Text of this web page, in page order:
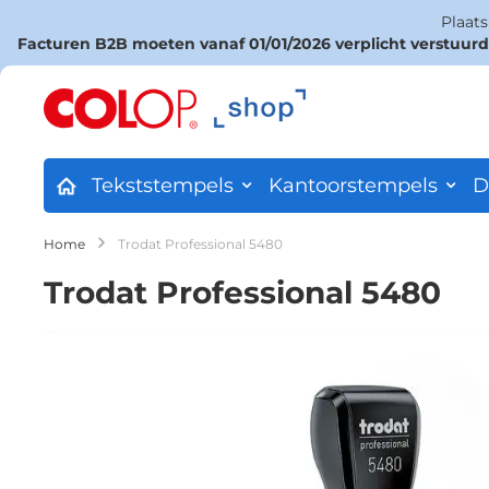
Facturen B2B moeten vanaf 01/01/2026 verplicht
Ga
Tekststempels Kantoorstempels
Home Trodat Professional 5480
Trodat Professional 5480